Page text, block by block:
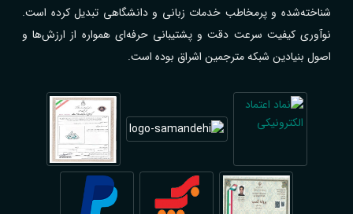
شناخته‌شده و پرمخاطب خدمات زبانی و دانشگاهی تبدیل کرده است.
نوآوری کیفیت سرعت دقت و پشتیبانی حرفه‌ای همواره از ارزش‌ها و
اصول بنیادین شبکه مترجمین اشراق بوده است.